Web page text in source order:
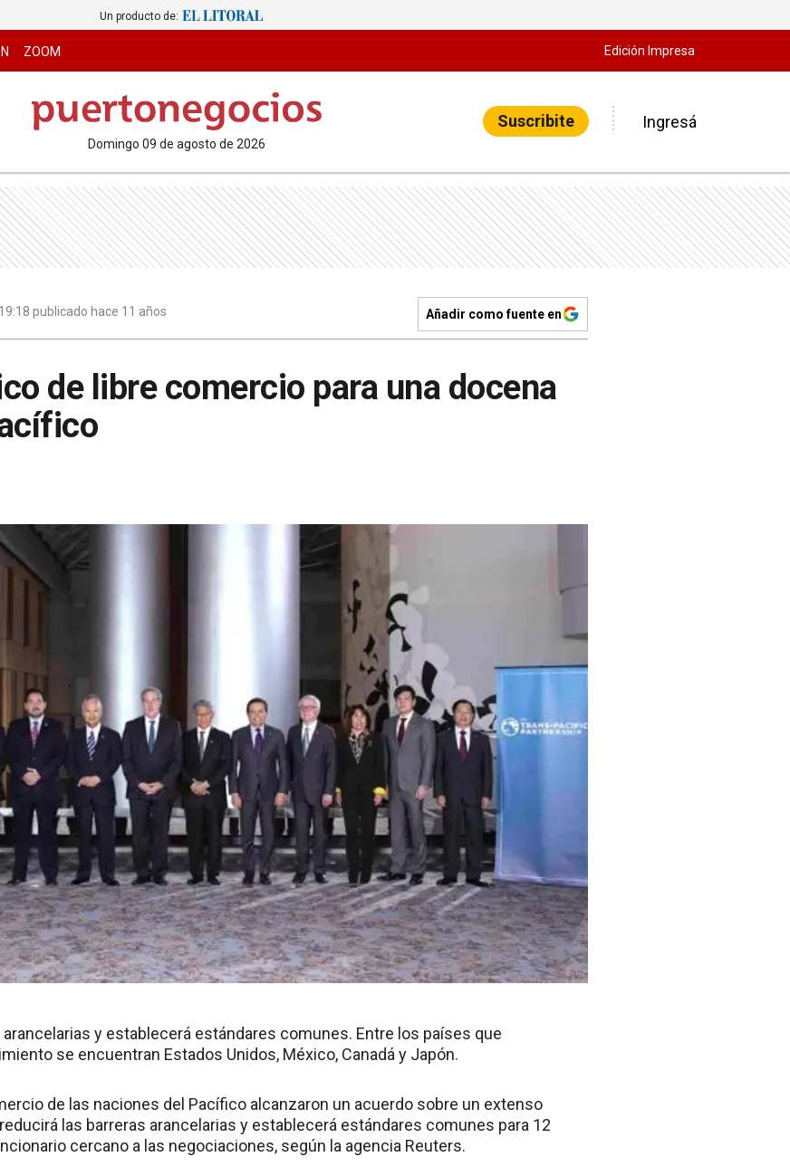
Un producto de:
ZOOM Edición Impresa
domingo 09 de agosto de 2026
Suscribite Ingresá
publicado hace 11 años Añadir como fuente en
de libre comercio para una docena
arancelarias y establecerá estándares comunes. Entre los países que
se encuentran Estados Unidos, México, Canadá y Japón.
de las naciones del Pacífico alcanzaron un acuerdo sobre un extenso
las barreras arancelarias y establecerá estándares comunes para 12
cercano a las negociaciones, según la agencia Reuters.